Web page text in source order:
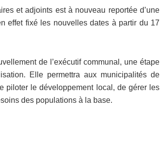
et adjoints est à nouveau reportée d’une
effet fixé les nouvelles dates à partir du 17
de l’exécutif communal, une étape
Elle permettra aux municipalités de
piloter le développement local, de gérer les
des populations à la base.